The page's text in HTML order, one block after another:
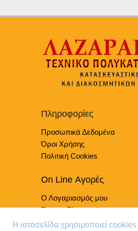
μπορούν
στη
σελίδα
προϊόντος
Πληροφορίες
Προσωπικά Δεδομένα
Όροι Χρήσης
Πολιτική Cookies
On Line Αγορές
Ο Λογαριασμός μου
Τρόποι Πληρωμής
Τρόποι Παράδοσης
Η ιστοσελίδα χρησιμοποιεί cookies